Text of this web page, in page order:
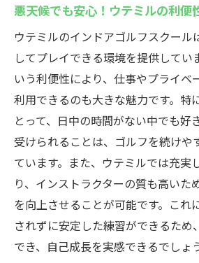
悪天候でも安心！ウテミルの利便
ウテミルのインドアゴルフスクール
してプレイできる環境を提供してい
いう利便性により、仕事やプライベ
利用できるのも大きな魅力です。特
とって、日中の時間がない中でも好
受けられることは、ゴルフを続けや
ています。また、ウテミルでは充実
り、インストラクターの質も高いた
を向上させることが可能です。これ
されずに安定した練習ができるため
でき、自己成長を実感できるでしょう